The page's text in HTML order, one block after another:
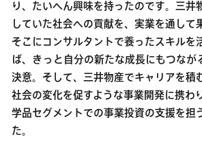
り、たいへん興味を持ったのです。三井
していた社会への貢献を、実業を通して
そこにコンサルタントで養ったスキルを
ば、きっと自分の新たな成長にもつなが
決意。そして、三井物産でキャリアを積
社会の変化を促すような事業開発に携わ
学品セグメントでの事業投資の支援を担
た。